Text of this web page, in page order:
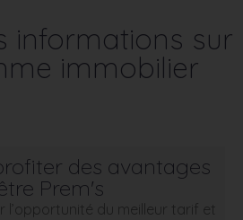
informations sur
immobilier
des avantages
Prem's
l’opportunité du meilleur tarif et